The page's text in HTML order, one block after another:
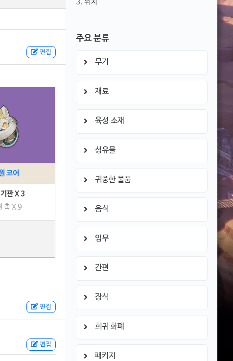
편집
코어
판 X 3
축 X 9
편집
편집
3. 위치
주요 분류
무기
재료
육성 소재
성유물
귀중한 물품
음식
임무
간편
장식
희귀 화폐
패키지